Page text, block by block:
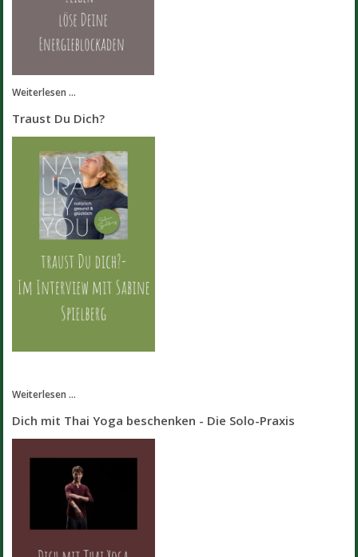
Weiterlesen ...
Traust Du Dich?
Weiterlesen ...
Dich mit Thai Yoga beschenken - Die Solo-Praxis